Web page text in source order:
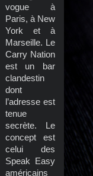
vogue à
Paris, à New
York et à
Marseille. Le
Carry Nation
est un bar
clandestin
dont
l’adresse est
tenue
secrète. Le
concept est
celui des
Speak Easy
américains